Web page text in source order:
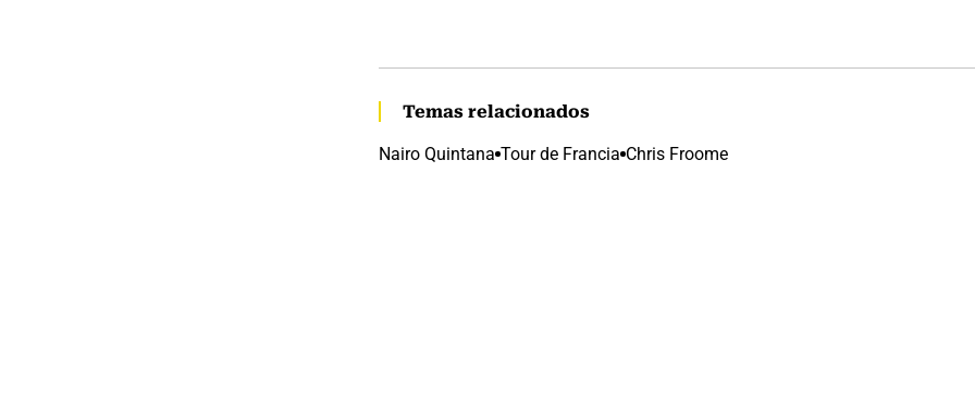
Temas relacionados
Nairo Quintana Tour de Francia Chris Froome